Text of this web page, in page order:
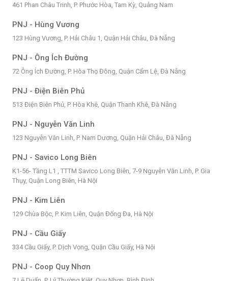
461 Phan Châu Trinh, P. Phước Hòa, Tam Kỳ, Quảng Nam
PNJ - Hùng Vương
123 Hùng Vương, P. Hải Châu 1, Quận Hải Châu, Đà Nẵng
PNJ - Ông Ích Đường
72 Ông Ích Đường, P. Hòa Thọ Đông, Quận Cẩm Lệ, Đà Nẵng
PNJ - Điện Biên Phủ
513 Điện Biên Phủ, P. Hòa Khê, Quận Thanh Khê, Đà Nẵng
PNJ - Nguyễn Văn Linh
123 Nguyễn Văn Linh, P. Nam Dương, Quận Hải Châu, Đà Nẵng
PNJ - Savico Long Biên
K1-56- Tầng L1 , TTTM Savico Long Biên, 7-9 Nguyễn Văn Linh, P. Gia
Thụy, Quận Long Biên, Hà Nội
PNJ - Kim Liên
129 Chùa Bộc, P. Kim Liên, Quận Đống Đa, Hà Nội
PNJ - Cầu Giấy
334 Cầu Giấy, P. Dịch Vọng, Quận Cầu Giấy, Hà Nội
PNJ - Coop Quy Nhơn